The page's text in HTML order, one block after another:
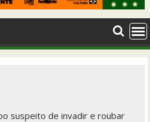
suspeito de invadir e roubar